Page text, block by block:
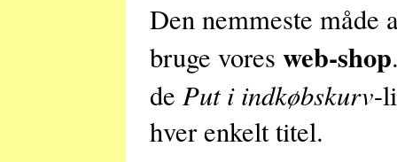
Den nemmeste måde
bruge vores web-shop
de Put i indkøbskurv-
hver enkelt titel.